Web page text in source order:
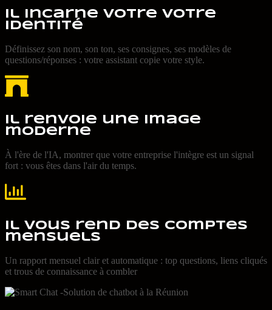
Il incarne votre votre
identité
Définissez son nom, son ton, ses consignes, ses modèles de
questions/réponses : votre assistant copie votre style.
Il renvoie une image
moderne
À l'ère de l'IA, montrer que votre entreprise l'intègre est un signal
fort : vous êtes dans l'air du temps.
Il vous rend des comptes
mensuels
Un rapport mensuel clair et automatique : top questions, liens cliqués
et trous de connaissance à combler